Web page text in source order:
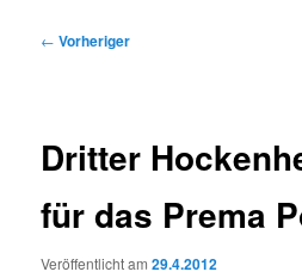
Beitragsnavigation
← Vorheriger
Dritter
für das Prema
Veröffentlicht am29.4.2012